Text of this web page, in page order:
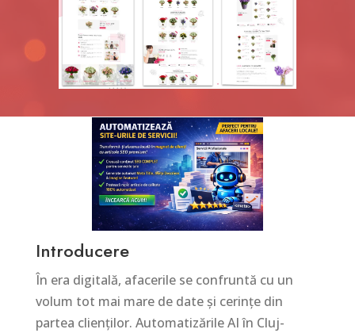
Introducere
În era digitală, afacerile se confruntă cu un
volum tot mai mare de date și cerințe din
partea clienților. Automatizările AI în Cluj-